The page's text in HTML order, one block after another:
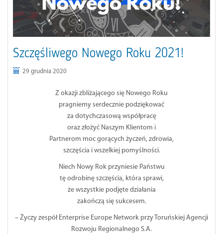
Szczęśliwego Nowego Roku 2021!
29 grudnia 2020
Z okazji zbliżającego się Nowego Roku
pragniemy serdecznie podziękować
za dotychczasową współpracę
oraz złożyć Naszym Klientom i
Partnerom moc gorących życzeń, zdrowia,
szczęścia i wszelkiej pomyślności.
Niech Nowy Rok przyniesie Państwu
tę odrobinę szczęścia, która sprawi,
że wszystkie podjęte działania
zakończą się sukcesem.
– Życzy zespół Enterprise Europe Network przy Toruńskiej Agencji
Rozwoju Regionalnego S.A.